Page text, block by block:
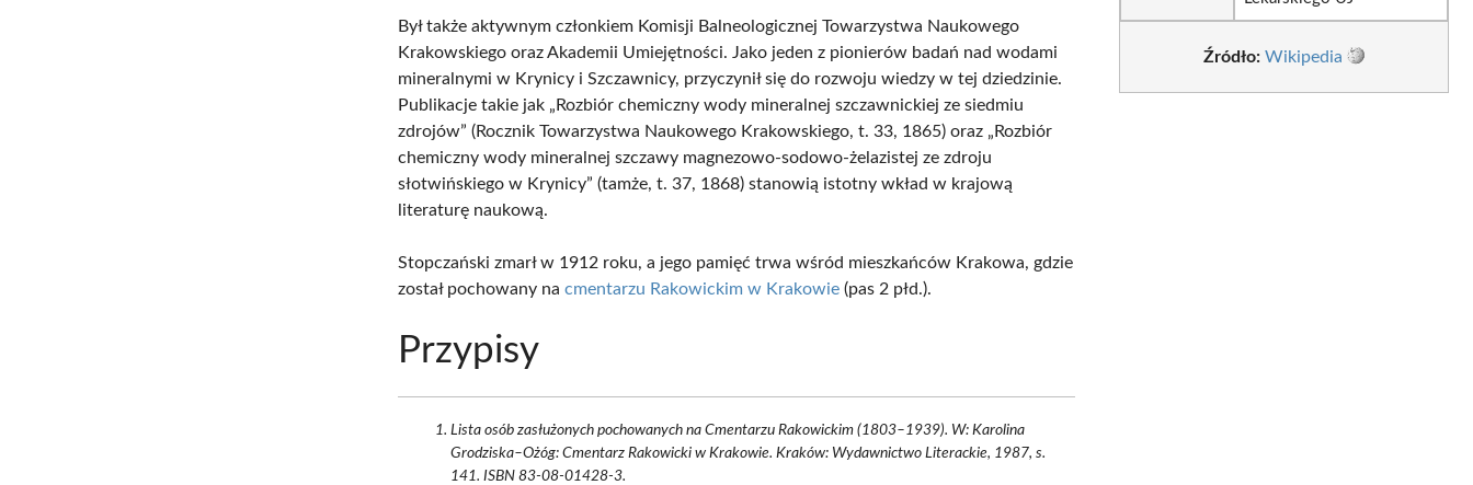
Był także aktywnym członkiem Komisji Balneologicznej Towarzystwa Naukowego
Krakowskiego oraz Akademii Umiejętności. Jako jeden z pionierów badań nad wodami
mineralnymi w Krynicy i Szczawnicy, przyczynił się do rozwoju wiedzy w tej dziedzinie.
Publikacje takie jak „Rozbiór chemiczny wody mineralnej szczawnickiej ze siedmiu
zdrojów” (Rocznik Towarzystwa Naukowego Krakowskiego, t. 33, 1865) oraz „Rozbiór
chemiczny wody mineralnej szczawy magnezowo-sodowo-żelazistej ze zdroju
słotwińskiego w Krynicy” (tamże, t. 37, 1868) stanowią istotny wkład w krajową
literaturę naukową.
Stopczański zmarł w 1912 roku, a jego pamięć trwa wśród mieszkańców Krakowa, gdzie
został pochowany nacmentarzu Rakowickim w Krakowie (pas 2 płd.).
Przypisy
Lista osób zasłużonych pochowanych na Cmentarzu Rakowickim (1803–1939). W: Karolina
Grodziska–Ożóg: Cmentarz Rakowicki w Krakowie. Kraków: Wydawnictwo Literackie, 1987, s.
141. ISBN 83-08-01428-3.
Źródło: Wikipedia